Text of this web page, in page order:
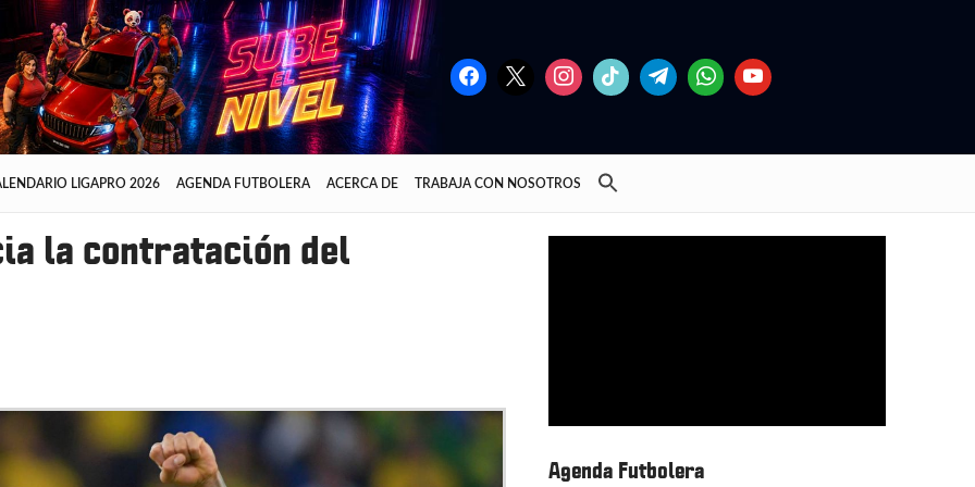
LIGAPRO 2026 AGENDA FUTBOLERA ACERCA DE TRABAJA CON NOSOTROS
la contratación del
Agenda Futbolera